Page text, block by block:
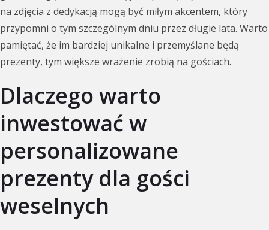
na zdjęcia z dedykacją mogą być miłym akcentem, który
przypomni o tym szczególnym dniu przez długie lata. Warto
pamiętać, że im bardziej unikalne i przemyślane będą
prezenty, tym większe wrażenie zrobią na gościach.
Dlaczego warto
inwestować w
personalizowane
prezenty dla gości
weselnych